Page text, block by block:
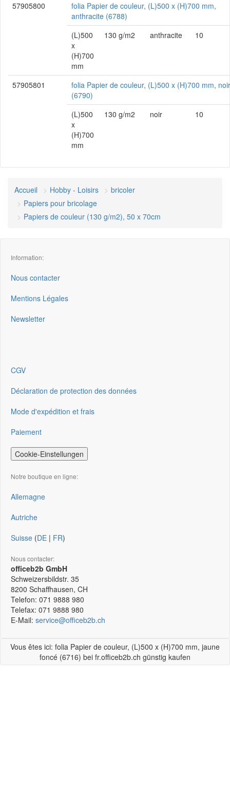
57905800
folia Papier de couleur, (L)500 x (H)700 mm,
anthracite (6788)
(L)500
x
(H)700
mm
130 g/m2 anthracite 10
57905801
folia Papier de couleur, (L)500 x (H)700 mm, noir
(6790)
(L)500
x
(H)700
mm
130 g/m2 noir 10
Accueil Hobby - Loisirs
bricoler
Papiers pour bricolage
Papiers de couleur (130 g/m2), 50 x 70cm
Information:
Nous contacter
Mentions Légales
Newsletter
CGV
Déclaration de protection des données
Mode d'expédition et frais
Paiement
Cookie-Einstellungen
Notre boutique en ligne:
Allemagne
Autriche
Suisse (DE | FR)
Nous contacter:
officeb2b GmbH
Schweizersbildstr. 35
8200 Schaffhausen, CH
Telefon: 071 9888 980
Telefax: 071 9888 980
E-Mail: service@officeb2b.ch
Vous êtes ici: folia Papier de couleur, (L)500 x (H)700 mm, jaune
foncé (6716) bei fr.officeb2b.ch günstig kaufen